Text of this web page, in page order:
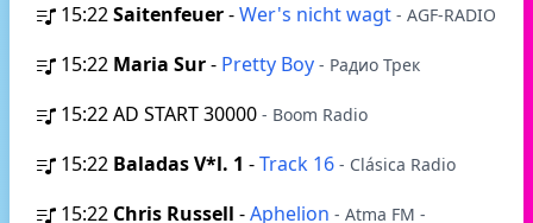
15:22Saitenfeuer-Wer's nicht wagt - AGF-RADIO
15:22 Maria Sur- Pretty Boy - Радио Трек
15:22AD START 30000 - Boom Radio
15:22 Baladas V*l. 1 -Track 16 - Clásica Radio
15:22 Chris Russell -Aphelion - Atma FM -